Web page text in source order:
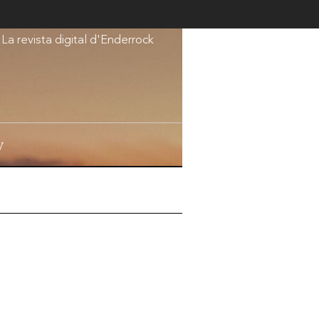
La revista digital d'Enderrock